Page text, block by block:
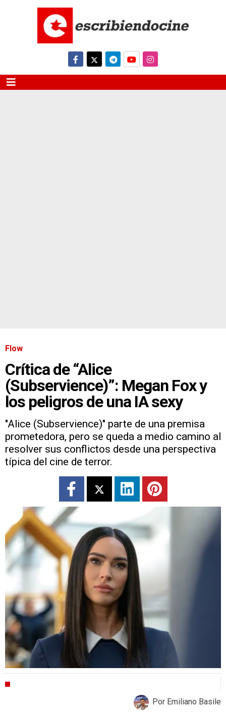
Flow
Crítica de “Alice
(Subservience)”: Megan Fox y
los peligros de una IA sexy
"Alice (Subservience)" parte de una premisa
prometedora, pero se queda a medio camino al
resolver sus conflictos desde una perspectiva
típica del cine de terror.
Por Emiliano Basile